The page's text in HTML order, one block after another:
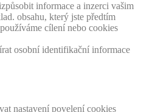
informace a inzerci vašim
obsahu, který jste předtím
cílení nebo cookies
osobní identifikační informace
nastavení povelení cookies